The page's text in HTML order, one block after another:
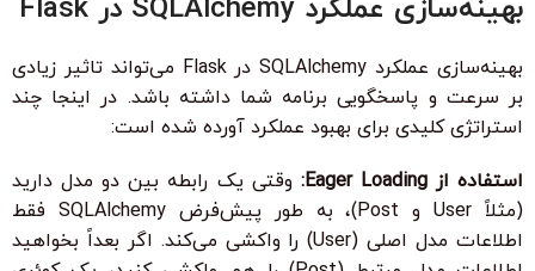
بهینه‌سازی عملکرد SQLAlchemy در Flask
بهینه‌سازی عملکرد SQLAlchemy در Flask می‌تواند تاثیر زیادی
بر سرعت و پاسخگویی برنامه شما داشته باشد. در اینجا چند
استراتژی کلیدی برای بهبود عملکرد آورده شده است:
استفاده از Eager Loading:
وقتی یک رابطه بین دو مدل دارید
(مثلاً User و Post)، به طور پیش‌فرض SQLAlchemy فقط
اطلاعات مدل اصلی (User) را واکشی می‌کند. اگر بعداً بخواهید